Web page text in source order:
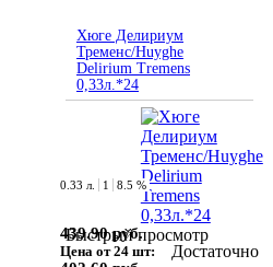
Хюге Делириум
Тременс/Huyghe
Delirium Tremens
0,33л.*24
Быстрый просмотр
0.33 л. 1 8.5 %
439.90 руб.
Цена от 24 шт: Достаточно